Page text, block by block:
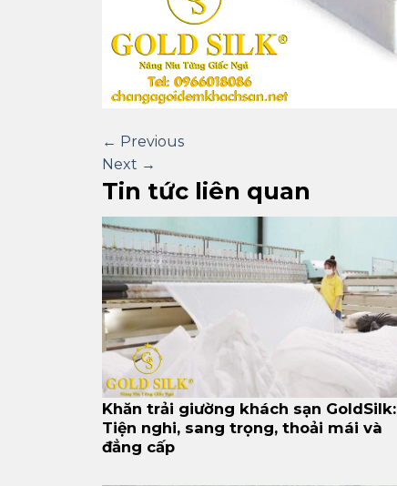
← Previous
Next →
Tin tức liên quan
Khăn trải giường khách sạn GoldSilk:
Tiện nghi, sang trọng, thoải mái và
đẳng cấp